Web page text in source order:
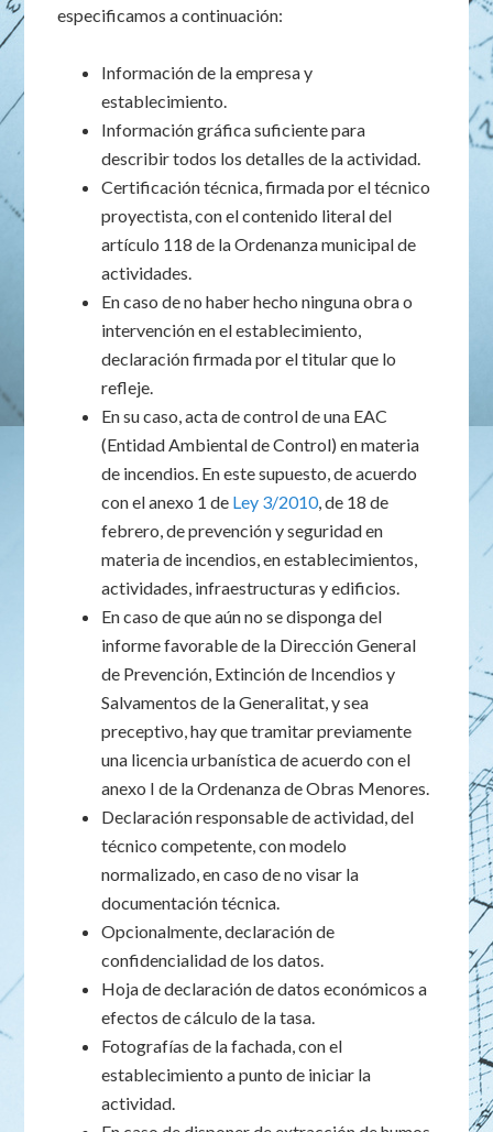
especificamos a continuación:
Información de la empresa y
establecimiento.
Información gráfica suficiente para
describir todos los detalles de la actividad.
Certificación técnica, firmada por el técnico
proyectista, con el contenido literal del
artículo 118 de la Ordenanza municipal de
actividades.
En caso de no haber hecho ninguna obra o
intervención en el establecimiento,
declaración firmada por el titular que lo
refleje.
En su caso, acta de control de una EAC
(Entidad Ambiental de Control) en materia
de incendios. En este supuesto, de acuerdo
con el anexo 1 de Ley 3/2010, de 18 de
febrero, de prevención y seguridad en
materia de incendios, en establecimientos,
actividades, infraestructuras y edificios.
En caso de que aún no se disponga del
informe favorable de la Dirección General
de Prevención, Extinción de Incendios y
Salvamentos de la Generalitat, y sea
preceptivo, hay que tramitar previamente
una licencia urbanística de acuerdo con el
anexo I de la Ordenanza de Obras Menores.
Declaración responsable de actividad, del
técnico competente, con modelo
normalizado, en caso de no visar la
documentación técnica.
Opcionalmente, declaración de
confidencialidad de los datos.
Hoja de declaración de datos económicos a
efectos de cálculo de la tasa.
Fotografías de la fachada, con el
establecimiento a punto de iniciar la
actividad.